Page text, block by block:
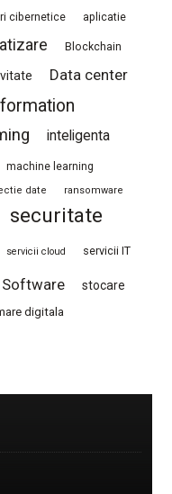
cibernetice aplicatie
Blockchain
Data center
inteligenta
machine learning
date ransomware
securitate
servicii cloud servicii IT
Software stocare
digitala